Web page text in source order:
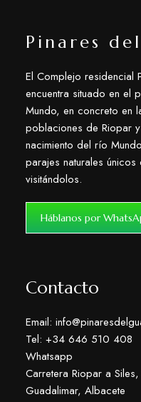
Pinares
El Complejo residencial
encuentra situado en el
Mundo, en concreto en
poblaciones de Riopar
nacimiento del río
parajes naturales
visitándolos.
Háblanos por
Contacto
Email:
Tel: +34 646 510 408
Whatsapp
Carretera Riopar a
Guadalimar, Albacete